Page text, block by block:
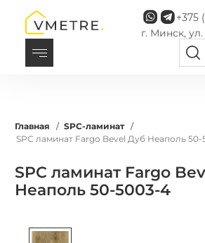
+375
г. Минск,
Главная / SPC-ламинат /
SPC ламинат Fargo Bevel Дуб Неаполь
SPC ламинат Fargo
Неаполь 50-5003-4